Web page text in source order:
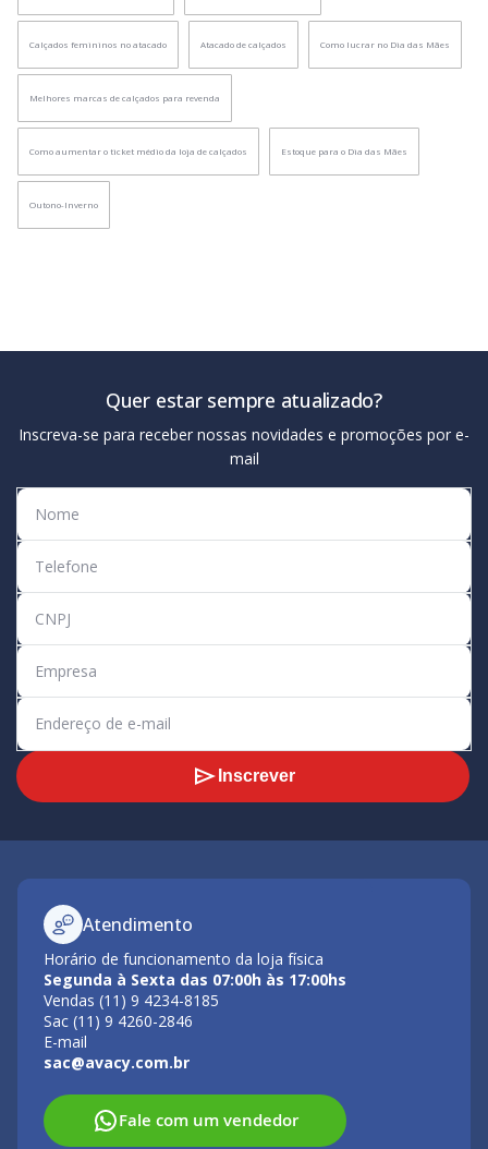
Calçados femininos no atacado Atacado de calçados Como lucrar no Dia das Mães
Melhores marcas de calçados para revenda
Como aumentar o ticket médio da loja de calçados Estoque para o Dia das Mães
Outono-Inverno
Quer estar sempre atualizado?
Inscreva-se para receber nossas novidades e promoções por e-
mail
Inscrever
Atendimento
Horário de funcionamento da loja física
Segunda à Sexta das 07:00h às 17:00hs
Vendas (11) 9 4234-8185
Sac (11) 9 4260-2846
E-mail
sac@avacy.com.br
Fale com um vendedor